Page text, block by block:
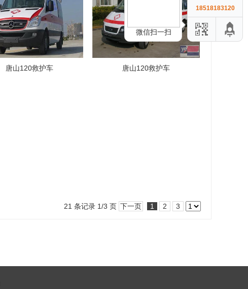
唐山120救护车 唐山120救护车
21 条记录 1/3 页 下一页 1 2 3
18518183120
微信扫一扫